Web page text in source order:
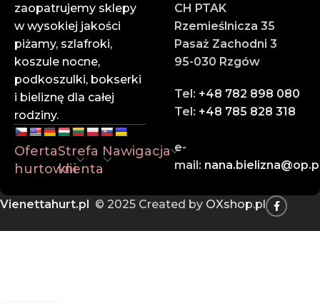
✔ Profesjonalna obsługa
Zespół doświadczonych doradców służy pomocą na
każdym etapie zamówienia.
✔ Szybka wysyłka
Dzięki sprawnej logistyce i współpracy z
renomowanymi firmami kurierskimi – Twoje
zamówienie dotrze na czas.
Zaufaj liderowi w branży hurtowej bielizny online.
Dołącz do naszych klientów i rozwijaj swój biznes z
Vienettą!
zaopatrujemy sklepy
w wysokiej jakości
piżamy, szlafroki,
koszule nocne,
podkoszulki, bokserki
i bieliznę dla całej
rodziny.
Oferta
hurtowni
Strefa
klienta
Nawigacja
CH PTAK
Rzemieślnicza 35
Pasaż Zachodni 3
95-030 Rzgów
Tel: +48 782 898 080
Tel: +48 785 828 318
e-
mail:
Vienettahurt.pl © 2025 Created by OXshop.pl